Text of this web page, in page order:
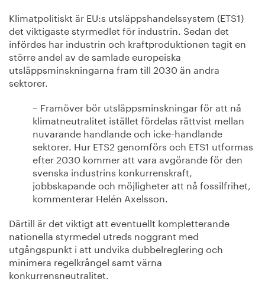
Klimatpolitiskt är EU:s utsläppshandelssystem (ETS1)
det viktigaste styrmedlet för industrin. Sedan det
infördes har industrin och kraftproduktionen tagit en
större andel av de samlade europeiska
utsläppsminskningarna fram till 2030 än andra
sektorer.
– Framöver bör utsläppsminskningar för att nå
klimatneutralitet istället fördelas rättvist mellan
nuvarande handlande och icke-handlande
sektorer. Hur ETS2 genomförs och ETS1 utformas
efter 2030 kommer att vara avgörande för den
svenska industrins konkurrenskraft,
jobbskapande och möjligheter att nå fossilfrihet,
kommenterar Helén Axelsson.
Därtill är det viktigt att eventuellt kompletterande
nationella styrmedel utreds noggrant med
utgångspunkt i att undvika dubbelreglering och
minimera regelkrångel samt värna
konkurrensneutralitet.